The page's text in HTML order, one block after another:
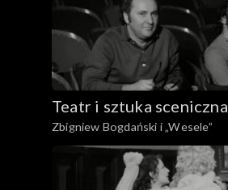
Teatr i sztuka sceniczna
Zbigniew Bogdański i „Wesele”